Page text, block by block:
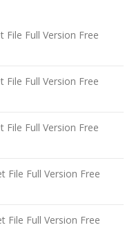
File Full Version Free
File Full Version Free
File Full Version Free
File Full Version Free
File Full Version Free